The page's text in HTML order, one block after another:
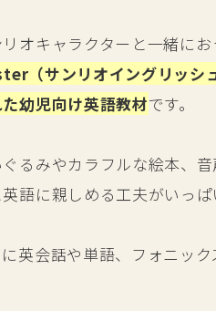
オキャラクターと一緒に
（サンリオイングリッシ
た幼児向け英語教材です。
るみやカラフルな絵本、
語に親しめる工夫がいっぱ
に英会話や単語、フォニッ